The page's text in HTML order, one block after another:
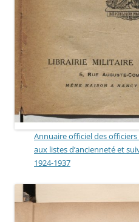
Annuaire officiel des officiers
aux listes d’ancienneté et
1924-1937